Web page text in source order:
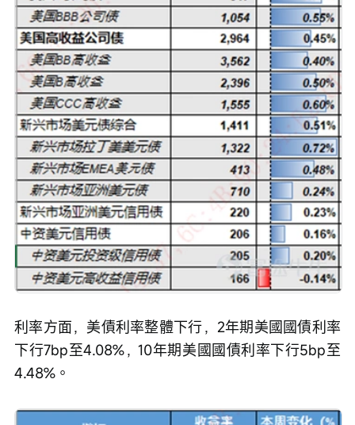
利率方面，美債利率整體下行，2年期美國國債利率
下行7bp至4.08%，10年期美國國債利率下行5bp至
4.48%。